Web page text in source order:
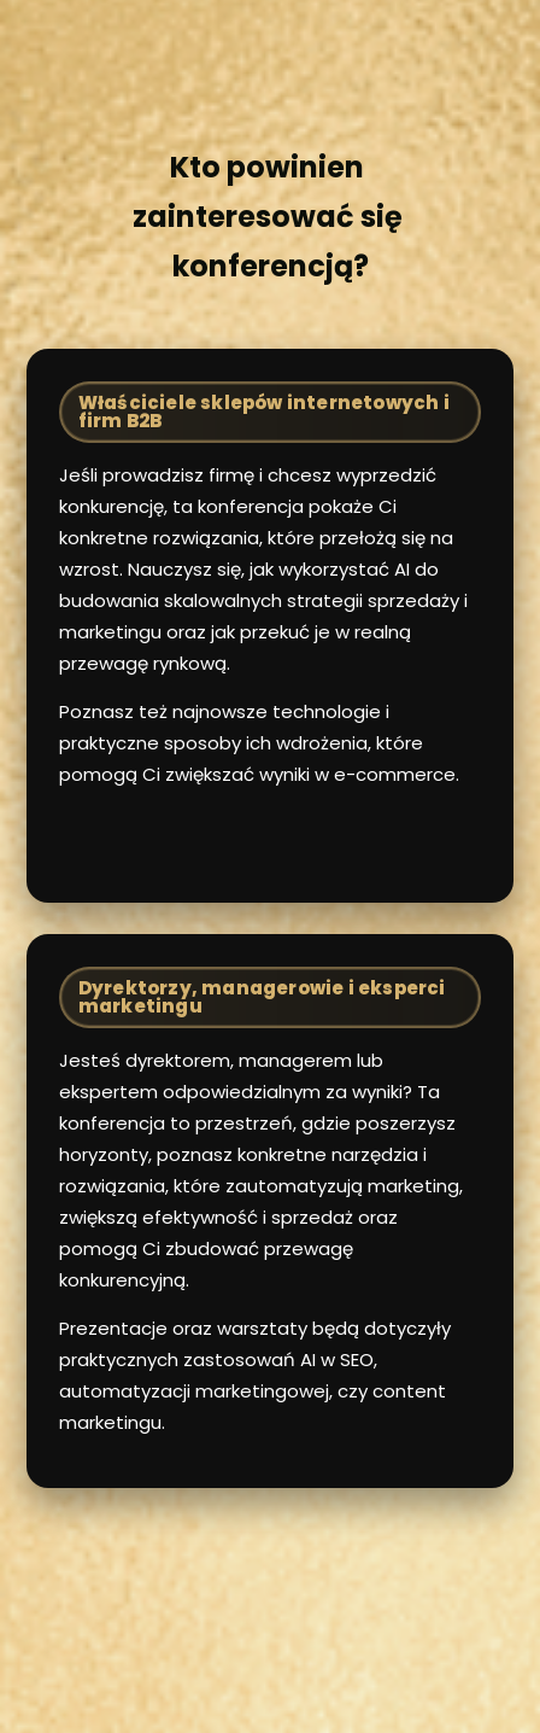
Kto powinien
zainteresować się
konferencją?
Właściciele sklepów internetowych i
firm B2B
Jeśli prowadzisz firmę i chcesz wyprzedzić
konkurencję, ta konferencja pokaże Ci
konkretne rozwiązania, które przełożą się na
wzrost. Nauczysz się, jak wykorzystać AI do
budowania skalowalnych strategii sprzedaży i
marketingu oraz jak przekuć je w realną
przewagę rynkową.
Poznasz też najnowsze technologie i
praktyczne sposoby ich wdrożenia, które
pomogą Ci zwiększać wyniki w e-commerce.
Dyrektorzy, managerowie i eksperci
marketingu
Jesteś dyrektorem, managerem lub
ekspertem odpowiedzialnym za wyniki? Ta
konferencja to przestrzeń, gdzie poszerzysz
horyzonty, poznasz konkretne narzędzia i
rozwiązania, które zautomatyzują marketing,
zwiększą efektywność i sprzedaż oraz
pomogą Ci zbudować przewagę
konkurencyjną.
Prezentacje oraz warsztaty będą dotyczyły
praktycznych zastosowań AI w SEO,
automatyzacji marketingowej, czy content
marketingu.